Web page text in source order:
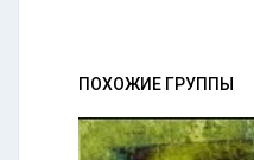
ПОХОЖИЕ ГРУППЫ